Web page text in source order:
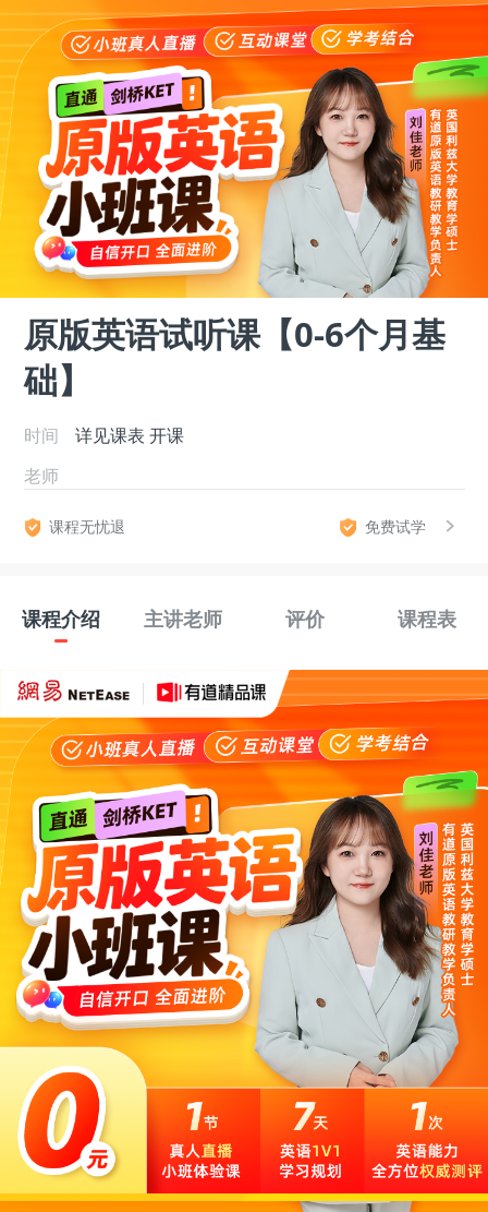
原版英语试听课【0-6个月基
础】
时间 详见课表 开课
老师
课程无忧退 免费试学
课程介绍 主讲老师 评价 课程表